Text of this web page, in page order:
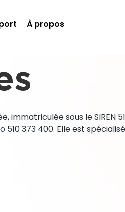
À propos
sous le SIREN
373 400. Elle est